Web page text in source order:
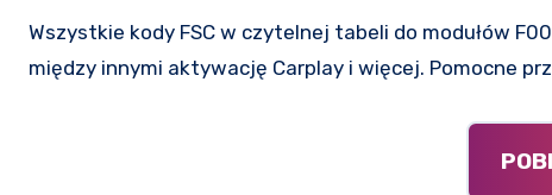
Wszystkie kody FSC w czytelnej tabeli do modułów F001, F010, F020, F025, F056, I001, S15A, S15C, S18A. Umożliwiają
między innymi aktywację Carplay i więcej. Pomocne